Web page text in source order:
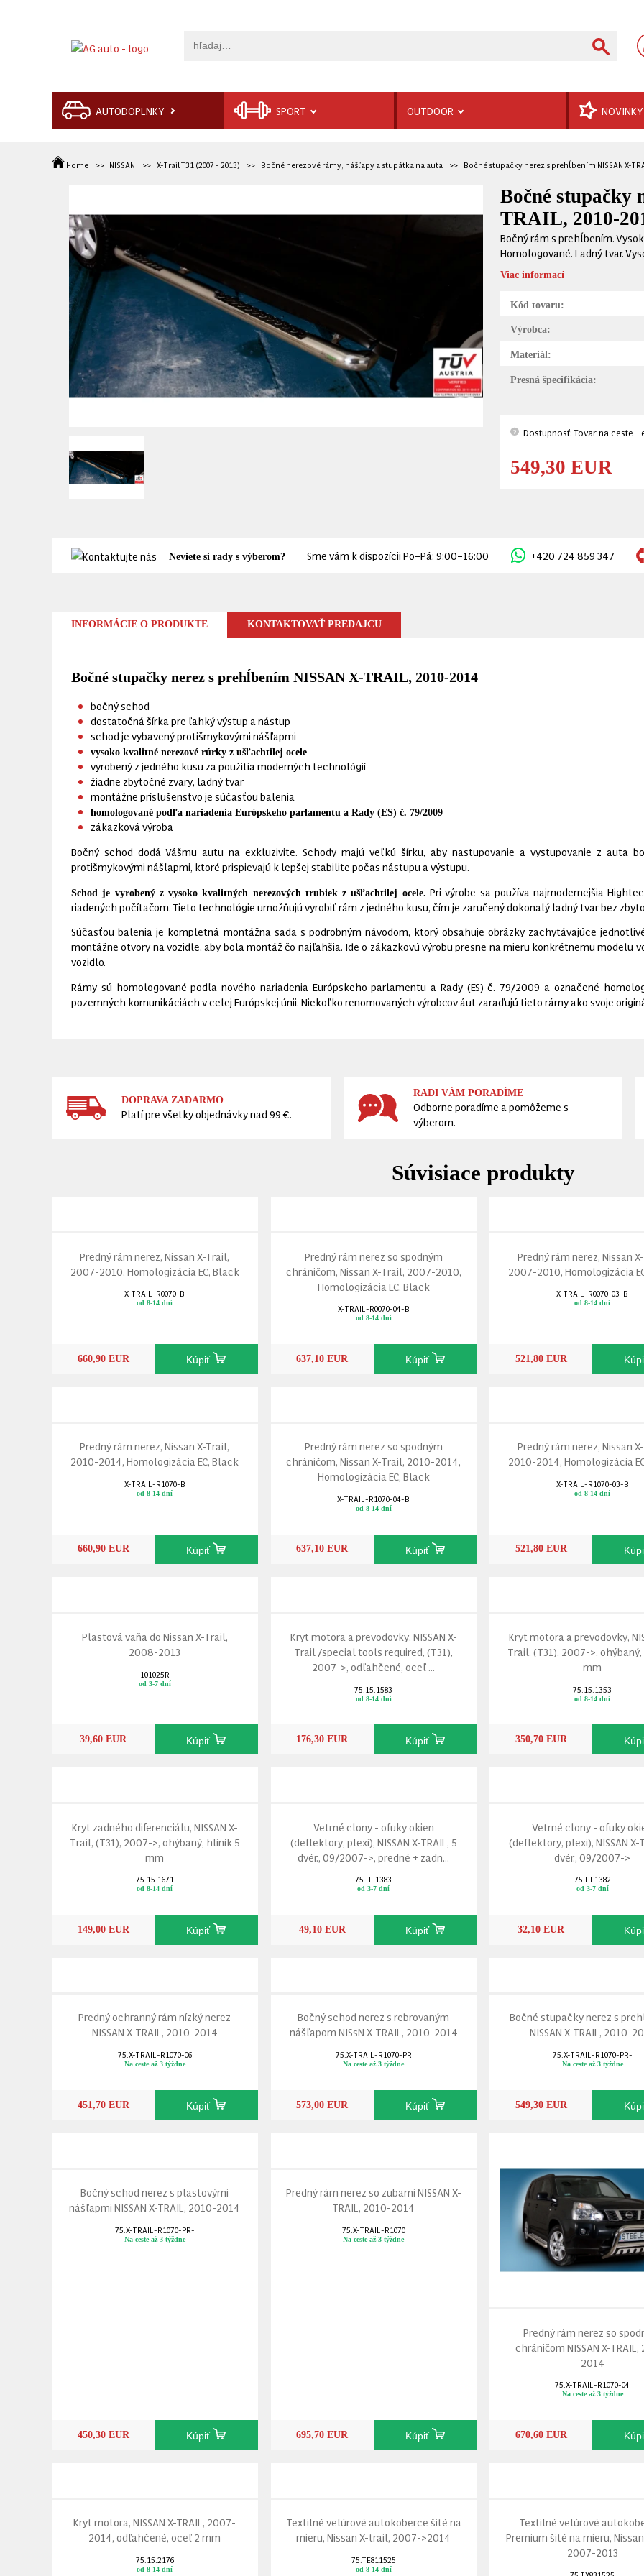
AUTODOPLNKY SPORT OUTDOOR NOVINKY
Home NISSAN X-Trail T31 (2007 - 2013) Bočné nerezové rámy, nášľapy a stupátka na auta Bočné stupačky nerez s prehĺbením NISSAN X-
Bočné stupačky
TRAIL, 2010-
Bočný rám s prehĺbením.
Homologované. Ladný tvar.
Viac informací
Kód tovaru:
Výrobca:
Materiál:
Presná špecifikácia:
? Dostupnosť: Tovar na ceste -
549,30 EUR
Neviete si rady s výberom? Sme vám k dispozícii Po–Pá: 9:00–16:00 +420 724 859 347
INFORMÁCIE O PRODUKTE KONTAKTOVAŤ PREDAJCU
Bočné stupačky nerez s prehĺbením NISSAN X-TRAIL, 2010-2014
bočný schod
dostatočná šírka pre ľahký výstup a nástup
schod je vybavený protišmykovými nášľapmi
vysoko kvalitné nerezové rúrky z ušľachtilej ocele
vyrobený z jedného kusu za použitia moderných technológií
žiadne zbytočné zvary, ladný tvar
montážne príslušenstvo je súčasťou balenia
homologované podľa nariadenia Európskeho parlamentu a Rady (ES) č. 79/2009
zákazková výroba
Bočný schod dodá Vášmu autu na exkluzivite. Schody majú veľkú šírku, aby nastupovanie a vystupovanie z auta
protišmykovými nášľapmi, ktoré prispievajú k lepšej stabilite počas nástupu a výstupu.
Schod je vyrobený z vysoko kvalitných nerezových trubiek z ušľachtilej ocele. Pri výrobe sa používa najmodernejšia
riadených počítačom. Tieto technológie umožňujú vyrobiť rám z jedného kusu, čím je zaručený dokonalý ladný tvar bez
Súčasťou balenia je kompletná montážna sada s podrobným návodom, ktorý obsahuje obrázky zachytávajúce
montážne otvory na vozidle, aby bola montáž čo najľahšia. Ide o zákazkovú výrobu presne na mieru konkrétnemu modelu
vozidlo.
Rámy sú homologované podľa nového nariadenia Európskeho parlamentu a Rady (ES) č. 79/2009 a označené
pozemných komunikáciách v celej Európskej únii. Niekoľko renomovaných výrobcov áut zaraďujú tieto rámy ako svoje
DOPRAVA ZADARMO
Platí pre všetky objednávky nad 99 €.
RADI VÁM PORADÍME
Odborne poradíme a pomôžeme s
výberom.
Súvisiace produkty
Predný rám nerez, Nissan X-Trail,
2007-2010, Homologizácia EC, Black
X-TRAIL-R0070-B
od 8-14 dní
660,90 EUR Kúpiť
Predný rám nerez so spodným
chráničom, Nissan X-Trail, 2007-2010,
Homologizácia EC, Black
X-TRAIL-R0070-04-B
od 8-14 dní
637,10 EUR Kúpiť
Predný rám nerez, Nissan
2007-2010, Homologizácia
X-TRAIL-R0070-03-B
od 8-14 dní
521,80 EUR
Predný rám nerez, Nissan X-Trail,
2010-2014, Homologizácia EC, Black
X-TRAIL-R1070-B
od 8-14 dní
660,90 EUR Kúpiť
Predný rám nerez so spodným
chráničom, Nissan X-Trail, 2010-2014,
Homologizácia EC, Black
X-TRAIL-R1070-04-B
od 8-14 dní
637,10 EUR Kúpiť
Predný rám nerez, Nissan
2010-2014, Homologizácia
X-TRAIL-R1070-03-B
od 8-14 dní
521,80 EUR
Plastová vaňa do Nissan X-Trail,
2008-2013
101025R
od 3-7 dní
39,60 EUR Kúpiť
Kryt motora a prevodovky, NISSAN X-
Trail /special tools required, (T31),
2007->, odľahčené, oceľ ...
75.15.1583
od 8-14 dní
176,30 EUR Kúpiť
Kryt motora a prevodovky,
Trail, (T31), 2007->,
mm
75.15.1353
od 8-14 dní
350,70 EUR
Kryt zadného diferenciálu, NISSAN X-
Trail, (T31), 2007->, ohýbaný, hliník 5
mm
75.15.1671
od 8-14 dní
149,00 EUR Kúpiť
Vetrné clony - ofuky okien
(deflektory, plexi), NISSAN X-TRAIL, 5
dvér., 09/2007->, predné + zadn...
75.HE1383
od 3-7 dní
49,10 EUR Kúpiť
Vetrné clony - ofuky
(deflektory, plexi), NISSAN X-
dvér., 09/2007->
75.HE1382
od 3-7 dní
32,10 EUR
Predný ochranný rám nízký nerez
NISSAN X-TRAIL, 2010-2014
75.X-TRAIL-R1070-06
Na ceste až 3 týždne
451,70 EUR Kúpiť
Bočný schod nerez s rebrovaným
nášľapom NISsN X-TRAIL, 2010-2014
75.X-TRAIL-R1070-PR
Na ceste až 3 týždne
573,00 EUR Kúpiť
Bočné stupačky nerez s
NISSAN X-TRAIL, 2010-
75.X-TRAIL-R1070-PR-
Na ceste až 3 týždne
549,30 EUR
Bočný schod nerez s plastovými
nášľapmi NISSAN X-TRAIL, 2010-2014
75.X-TRAIL-R1070-PR-
Na ceste až 3 týždne
450,30 EUR Kúpiť
Predný rám nerez so zubami NISSAN X-
TRAIL, 2010-2014
75.X-TRAIL-R1070
Na ceste až 3 týždne
695,70 EUR Kúpiť
Predný rám nerez so
chráničom NISSAN X-
2014
75.X-TRAIL-R1070-04
Na ceste až 3 týždne
670,60 EUR
Kryt motora, NISSAN X-TRAIL, 2007-
2014, odľahčené, oceľ 2 mm
75.15.2176
od 8-14 dní
Textilné velúrové autokoberce šité na
mieru, Nissan X-trail, 2007->2014
75.TE811525
od 8-14 dní
Textilné velúrové
Premium šité na mieru,
2007-2013